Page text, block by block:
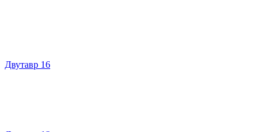
Двутавр 16